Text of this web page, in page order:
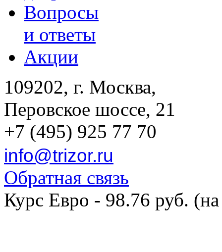
Вопросы
и ответы
Акции
109202, г. Москва,
Перовское шоссе, 21
+7 (495) 925 77 70
info@trizor.ru
Обратная связь
Курс Евро - 98.76 руб.